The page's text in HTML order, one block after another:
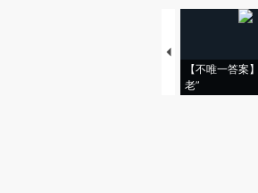
【不唯一答案
老”